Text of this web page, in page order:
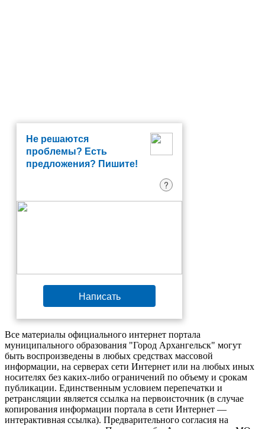
Не решаются
проблемы? Есть
предложения? Пишите!
?
Написать
Все материалы официального интернет портала
муниципального образования "Город Архангельск" могут
быть воспроизведены в любых средствах массовой
информации, на серверах сети Интернет или на любых иных
носителях без каких-либо ограничений по объему и срокам
публикации. Единственным условием перепечатки и
ретрансляции является ссылка на первоисточник (в случае
копирования информации портала в сети Интернет —
интерактивная ссылка). Предварительного согласия на